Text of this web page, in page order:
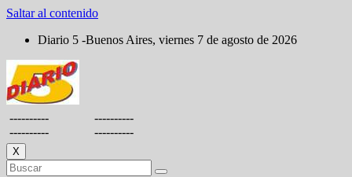
Saltar al contenido
Diario 5 -Buenos Aires, viernes 7 de agosto de 2026
----------
----------
----------
----------
X